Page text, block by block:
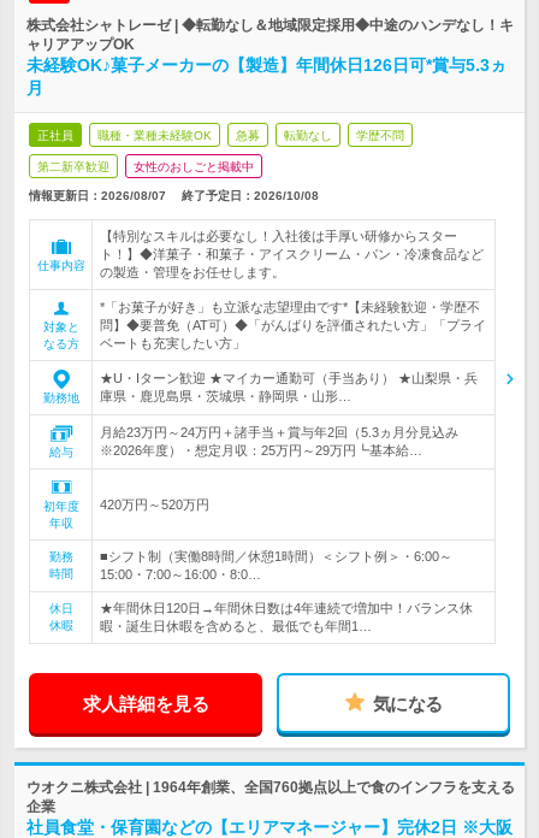
株式会社シャトレーゼ | ◆転勤なし＆地域限定採用◆中途のハンデなし！キ
ャリアアップOK
未経験OK♪菓子メーカーの【製造】年間休日126日可*賞与5.3ヵ
月
正社員 職種・業種未経験OK 急募 転勤なし 学歴不問
第二新卒歓迎 女性のおしごと掲載中
情報更新日：2026/08/07 終了予定日： 2026/10/08
仕事内容
【特別なスキルは必要なし！入社後は手厚い研修からスター
ト！】◆洋菓子・和菓子・アイスクリーム・パン・冷凍食品など
の製造・管理をお任せします。
対象と
なる方
*「お菓子が好き」も立派な志望理由です*【未経験歓迎・学歴不
問】◆要普免（AT可）◆「がんばりを評価されたい方」「プライ
ベートも充実したい方」
勤務地
★U・Iターン歓迎 ★マイカー通勤可（手当あり） ★山梨県・兵
庫県・鹿児島県・茨城県・静岡県・山形…
給与
月給23万円～24万円＋諸手当＋賞与年2回（5.3ヵ月分見込み
※2026年度）・想定月収：25万円～29万円┗基本給…
初年度
年収
420万円～520万円
勤務
時間
■シフト制（実働8時間／休憩1時間）＜シフト例＞・6:00～
15:00・7:00～16:00・8:0…
休日
休暇
★年間休日120日→年間休日数は4年連続で増加中！バランス休
暇・誕生日休暇を含めると、最低でも年間1…
求人詳細を見る 気になる
ウオクニ株式会社 | 1964年創業、全国760拠点以上で食のインフラを支える
企業
社員食堂・保育園などの【エリアマネージャー】完休2日 ※大阪